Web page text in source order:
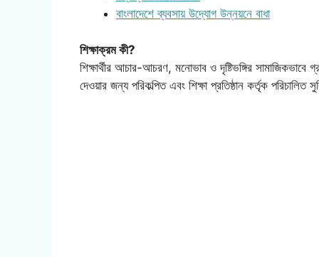
বাংলাদেশে ব্যবসায় উদ্যোগ উন্নয়নে বাধা
শিক্ষাক্রম কী?
শিক্ষার্থীর আচার-আচরণ, মনোভাব ও দৃষ্টিভঙ্গির সামাজিকভাবে
দেওয়ার জন্য পরিকল্পিত এবং শিক্ষা প্রতিষ্ঠান কর্তৃক